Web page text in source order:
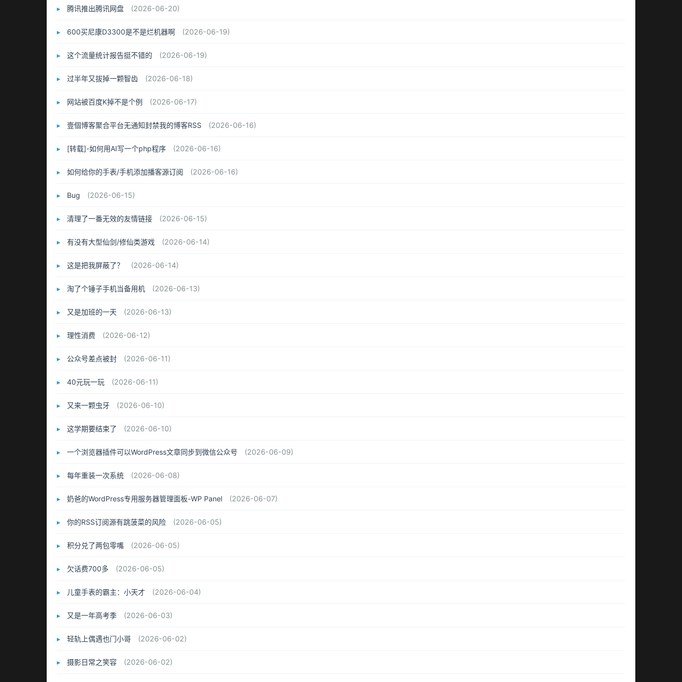
腾讯推出腾讯网盘 (2026-06-20)
600买尼康D3300是不是烂机器啊 (2026-06-19)
这个流量统计报告挺不错的 (2026-06-19)
过半年又拔掉一颗智齿 (2026-06-18)
网站被百度K掉不是个例 (2026-06-17)
壹個博客聚合平台无通知封禁我的博客RSS (2026-06-16)
[转载]-如何用AI写一个php程序 (2026-06-16)
如何给你的手表/手机添加播客源订阅 (2026-06-16)
Bug (2026-06-15)
清理了一番无效的友情链接 (2026-06-15)
有没有大型仙剑/修仙类游戏 (2026-06-14)
这是把我屏蔽了？ (2026-06-14)
淘了个锤子手机当备用机 (2026-06-13)
又是加班的一天 (2026-06-13)
理性消费 (2026-06-12)
公众号差点被封 (2026-06-11)
40元玩一玩 (2026-06-11)
又来一颗虫牙 (2026-06-10)
这学期要结束了 (2026-06-10)
一个浏览器插件可以WordPress文章同步到微信公众号 (2026-06-09)
每年重装一次系统 (2026-06-08)
奶爸的WordPress专用服务器管理面板-WP Panel (2026-06-07)
你的RSS订阅源有跳菠菜的风险 (2026-06-05)
积分兑了两包零嘴 (2026-06-05)
欠话费700多 (2026-06-05)
儿童手表的霸主：小天才 (2026-06-04)
又是一年高考季 (2026-06-03)
轻轨上偶遇也门小哥 (2026-06-02)
摄影日常之笑容 (2026-06-02)